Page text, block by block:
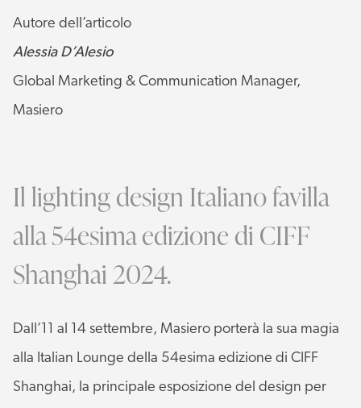
Autore dell’articolo
Alessia D’Alesio
Global Marketing & Communication Manager,
Masiero
Il lighting design Italiano favilla
alla 54esima edizione di CIFF
Shanghai 2024.
Dall’11 al 14 settembre, Masiero porterà la sua magia
alla Italian Lounge della 54esima edizione di CIFF
Shanghai, la principale esposizione del design per